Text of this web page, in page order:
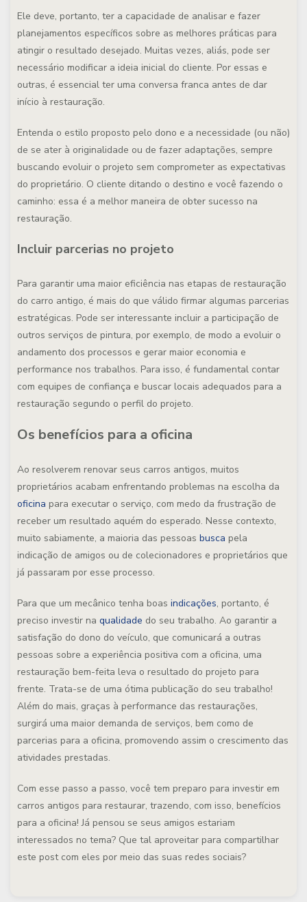
Ele deve, portanto, ter a capacidade de analisar e fazer
planejamentos específicos sobre as melhores práticas para
atingir o resultado desejado. Muitas vezes, aliás, pode ser
necessário modificar a ideia inicial do cliente. Por essas e
outras, é essencial ter uma conversa franca antes de dar
início à restauração.
Entenda o estilo proposto pelo dono e a necessidade (ou não)
de se ater à originalidade ou de fazer adaptações, sempre
buscando evoluir o projeto sem comprometer as expectativas
do proprietário. O cliente ditando o destino e você fazendo o
caminho: essa é a melhor maneira de obter sucesso na
restauração.
Incluir parcerias no projeto
Para garantir uma maior eficiência nas etapas de restauração
do carro antigo, é mais do que válido firmar algumas parcerias
estratégicas. Pode ser interessante incluir a participação de
outros serviços de pintura, por exemplo, de modo a evoluir o
andamento dos processos e gerar maior economia e
performance nos trabalhos. Para isso, é fundamental contar
com equipes de confiança e buscar locais adequados para a
restauração segundo o perfil do projeto.
Os benefícios para a oficina
Ao resolverem renovar seus carros antigos, muitos
proprietários acabam enfrentando problemas na escolha da
oficina para executar o serviço, com medo da frustração de
receber um resultado aquém do esperado. Nesse contexto,
muito sabiamente, a maioria das pessoas busca pela
indicação de amigos ou de colecionadores e proprietários que
já passaram por esse processo.
Para que um mecânico tenha boas indicações, portanto, é
preciso investir na qualidade do seu trabalho. Ao garantir a
satisfação do dono do veículo, que comunicará a outras
pessoas sobre a experiência positiva com a oficina, uma
restauração bem-feita leva o resultado do projeto para
frente. Trata-se de uma ótima publicação do seu trabalho!
Além do mais, graças à performance das restaurações,
surgirá uma maior demanda de serviços, bem como de
parcerias para a oficina, promovendo assim o crescimento das
atividades prestadas.
Com esse passo a passo, você tem preparo para investir em
carros antigos para restaurar, trazendo, com isso, benefícios
para a oficina! Já pensou se seus amigos estariam
interessados no tema? Que tal aproveitar para compartilhar
este post com eles por meio das suas redes sociais?